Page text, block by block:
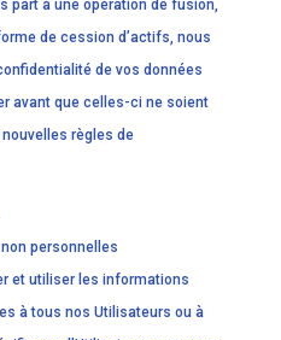
part à une opération de fusion,
de cession d’actifs, nous
de vos données
avant que celles-ci ne soient
règles de
personnelles
et utiliser les informations
à tous nos Utilisateurs ou à